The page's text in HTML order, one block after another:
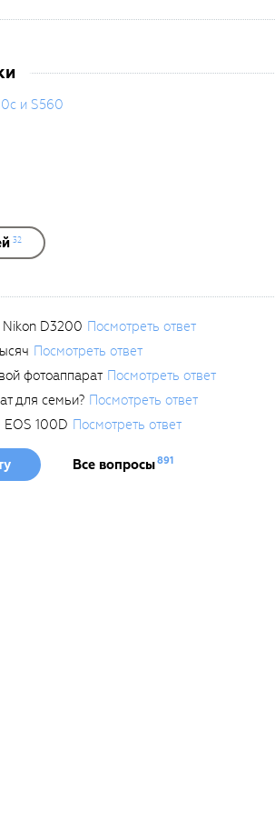
и S560
32
Nikon D3200 Посмотреть ответ
Посмотреть ответ
фотоаппарат Посмотреть ответ
для семьи? Посмотреть ответ
100D Посмотреть ответ
Все вопросы891